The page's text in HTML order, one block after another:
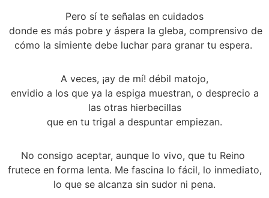
Pero sí te señalas en cuidados
cómo la simiente debe luchar para granar tu espera.
A veces, ¡ay de mí! débil matojo,
las otras hierbecillas
que en tu trigal a despuntar empiezan.
No consigo aceptar, aunque lo vivo, que tu Reino
frutece en forma lenta. Me fascina lo fácil, lo inmediato,
lo que se alcanza sin sudor ni pena.